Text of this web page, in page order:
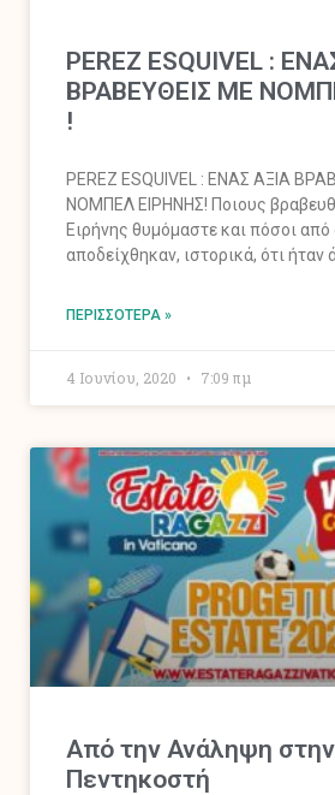
PEREZ ESQUIVEL :
ΒΡΑΒΕΥΘΕΙΣ ΜΕ
!
PEREZ ESQUIVEL : ΕΝΑΣ ΑΞΙΑ
ΝΟΜΠΕΛ ΕΙΡΗΝΗΣ! Ποιους
Ειρήνης θυμόμαστε και πόσοι από
αποδείχθηκαν, ιστορικά, ότι ήταν
ΠΕΡΙΣΣΌΤΕΡΑ »
4 Ιουνίου, 2020 7:09 πμ
Από την Ανάληψη στην
Πεντηκοστή